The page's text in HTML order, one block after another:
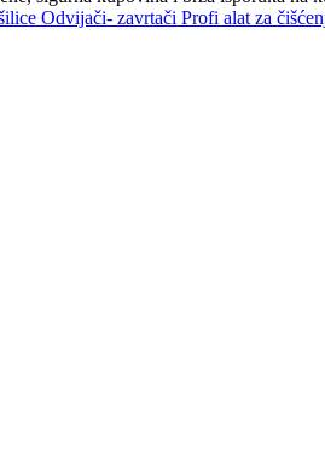
Odvijači- zavrtači Profi alat za